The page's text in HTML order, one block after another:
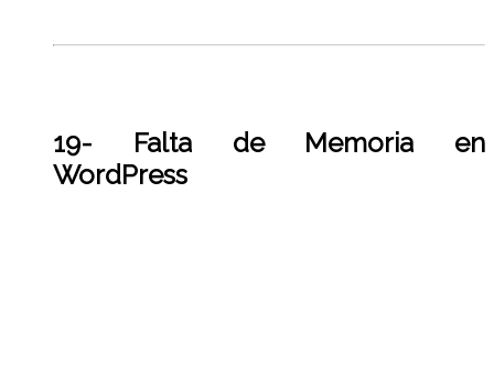
19- Falta de Memoria en
WordPress